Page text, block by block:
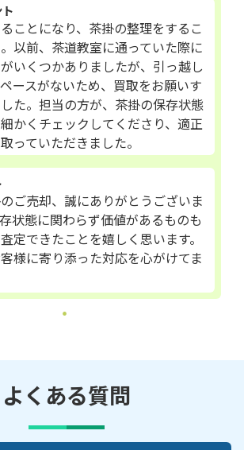
ことになり、茶掛の整理をするこ
以前、茶道教室に通っていた際に
いくつかありましたが、引っ越し
ースがないため、買取をお願いす
た。担当の方が、茶掛の保存状態
かくチェックしてくださり、適正
っていただきました。
ご売却、誠にありがとうございま
状態に関わらず価値があるものも
定できたことを嬉しく思います。
様に寄り添った対応を心がけてま
よくある質問